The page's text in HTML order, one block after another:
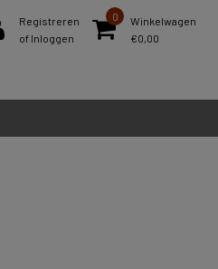
Registreren
of Inloggen
0
Winkelwagen
€0,00